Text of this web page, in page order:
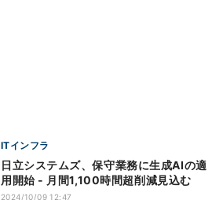
ITインフラ
日立システムズ、保守業務に生成AIの適
用開始 - 月間1,100時間超削減見込む
2024/10/09 12:47